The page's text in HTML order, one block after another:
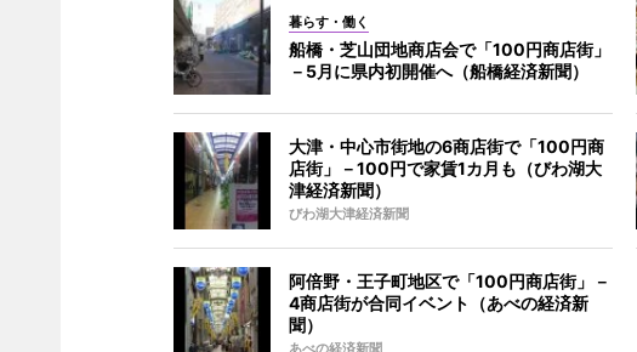
暮らす・働く
船橋・芝山団地商店会で「100円商店街」
－5月に県内初開催へ（船橋経済新聞）
大津・中心市街地の6商店街で「100円商
店街」－100円で家賃1カ月も（びわ湖大
津経済新聞）
びわ湖大津経済新聞
阿倍野・王子町地区で「100円商店街」－
4商店街が合同イベント（あべの経済新
聞）